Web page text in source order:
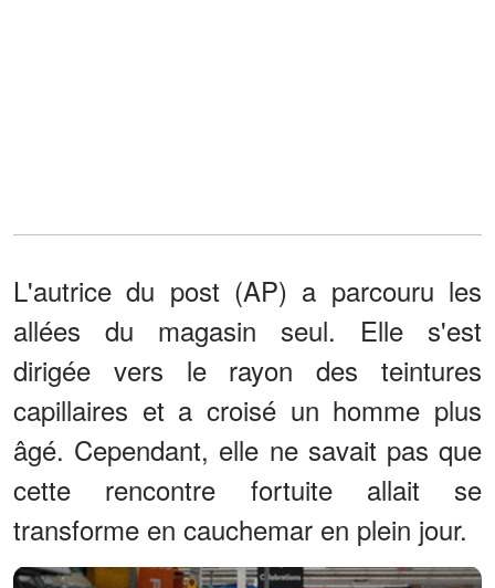
L'autrice du post (AP) a parcouru les
allées du magasin seul. Elle s'est
dirigée vers le rayon des teintures
capillaires et a croisé un homme plus
âgé. Cependant, elle ne savait pas que
cette rencontre fortuite allait se
transforme en cauchemar en plein jour.